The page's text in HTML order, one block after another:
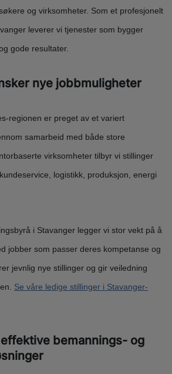
og virksomheter. Som et profesjonelt
leverer vi tjenester som bygger
gode resultater.
nye jobbmuligheter
regionen er preget av et variert
samarbeid med både store
virksomheter tilbyr vi stillinger
logistikk, produksjon, energi
i Stavanger legger vi stor vekt på å
jobber som passer deres kompetanse og
jevnlig nye stillinger og gir veiledning
Se våre ledige stillinger i Stavanger-
bemannings- og